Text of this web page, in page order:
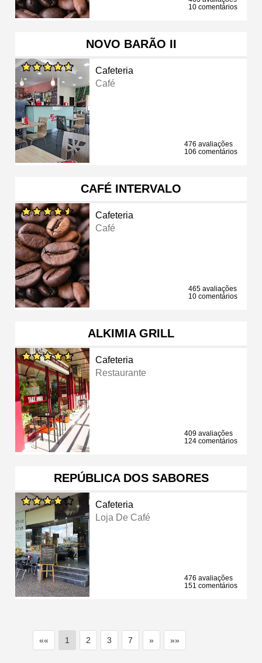
10 comentários
NOVO BARÃO II
Cafeteria
Café
476 avaliações
106 comentários
CAFÉ INTERVALO
Cafeteria
Café
465 avaliações
10 comentários
ALKIMIA GRILL
Cafeteria
Restaurante
409 avaliações
124 comentários
REPÚBLICA DOS SABORES
Cafeteria
Loja De Café
476 avaliações
151 comentários
«« 1 2 3 7 » »»